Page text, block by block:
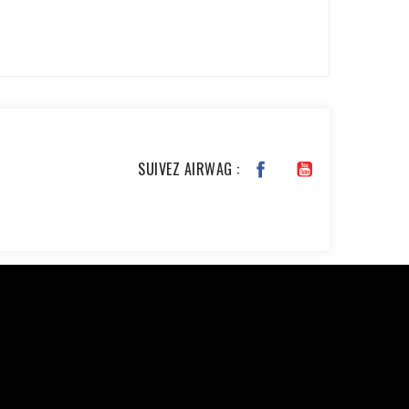
SUIVEZ AIRWAG :